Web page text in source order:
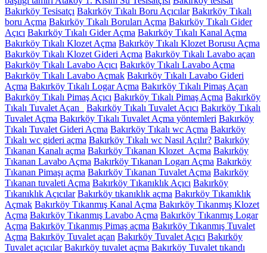
Bakırköy Tesisatçı Bakırköy Tıkalı Boru Açıcılar Bakırköy Tıkalı
boru Açma Bakırköy Tıkalı Boruları Açma Bakırköy Tıkalı Gider
Açıcı Bakırköy Tıkalı Gider Açma Bakırköy Tıkalı Kanal Açma
Bakırköy Tıkalı Klozet Açma Bakırköy Tıkalı Klozet Borusu Açma
Bakırköy Tıkalı Klozet Gideri Açma Bakırköy Tıkalı Lavabo açan
Bakırköy Tıkalı Lavabo Açıcı Bakırköy Tıkalı Lavabo Açma
Bakırköy Tıkalı Lavabo Açmak Bakırköy Tıkalı Lavabo Gideri
Açma Bakırköy Tıkalı Logar Açma Bakırköy Tıkalı Pimaş Açan
Bakırköy Tıkalı Pimaş Açıcı Bakırköy Tıkalı Pimaş Açma Bakırköy
Tıkalı Tuvalet Açan
Bakırköy Tıkalı Tuvalet Açıcı Bakırköy Tıkalı
Tuvalet Açma Bakırköy Tıkalı Tuvalet Açma yöntemleri Bakırköy
Tıkalı Tuvalet Gideri Açma Bakırköy Tıkalı wc Açma Bakırköy
Tıkalı wc gideri açma Bakırköy Tıkalı wc Nasıl Açılır? Bakırköy
Tıkanan Kanalı açma Bakırköy Tıkanan Klozet Açma Bakırköy
Tıkanan Lavabo Açma Bakırköy Tıkanan Logarı Açma Bakırköy
Tıkanan Pimaşı açma Bakırköy Tıkanan Tuvalet Açma Bakırköy
Tıkanan tuvaleti Açma Bakırköy Tıkanıklık Açıcı Bakırköy
Tıkanıklık Açıcılar Bakırköy tıkanıklık açma Bakırköy Tıkanıklık
Açmak Bakırköy Tıkanmış Kanal Açma Bakırköy Tıkanmış Klozet
Açma Bakırköy Tıkanmış Lavabo Açma Bakırköy Tıkanmış Logar
Açma Bakırköy Tıkanmış Pimaş açma Bakırköy Tıkanmış Tuvalet
Açma Bakırköy Tuvalet açan Bakırköy Tuvalet Açıcı Bakırköy
Tuvalet açıcılar Bakırköy tuvalet açma Bakırköy Tuvalet tıkandı